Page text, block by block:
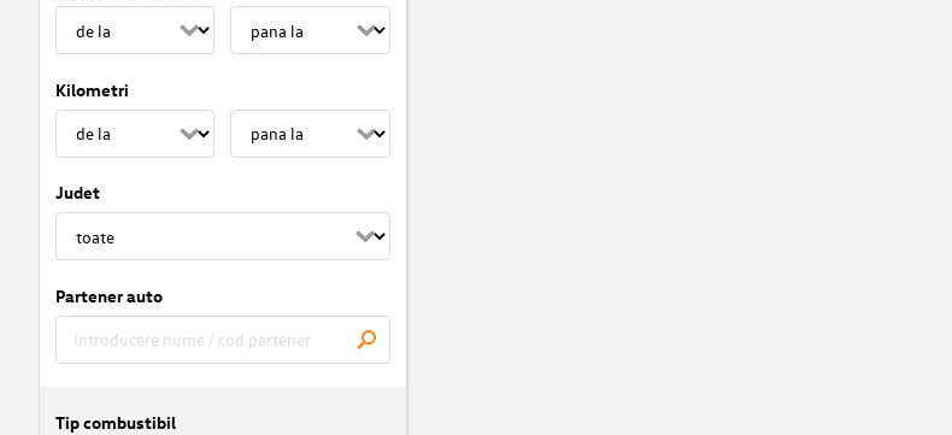
Kilometri
Judet
Partener auto
Tip combustibil